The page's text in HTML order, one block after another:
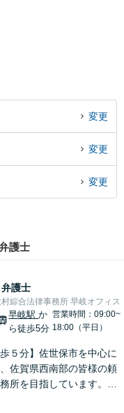
変更
変更
変更
護士
弁護士
綜合法律事務所 早岐オフィス
早岐駅か
ら徒歩5分
営業時間：09:00~
18:00（平日）
歩５分】佐世保市を中心に
佐賀県西南部の皆様の頼
所を目指しています。相